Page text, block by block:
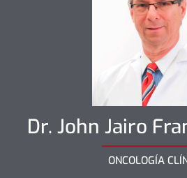
Dr. John Jairo
ONCOLOGÍA